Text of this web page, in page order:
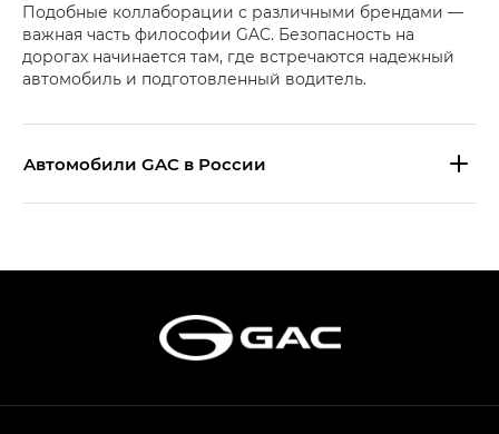
Подобные коллаборации с различными брендами —
важная часть философии GAC. Безопасность на
дорогах начинается там, где встречаются надежный
автомобиль и подготовленный водитель.
Aвтомобили GAC в России
Эс Икс ПРЕМИУМ — SX PREMIUM
S7 — Эс 7 (S7) в комплектациях
Эс Икс ПРЕМИУМ — SX PREMIUM, Эс Тэ — ST
в комплектации Экс ПРЕМИУМ — EX PREMIUM